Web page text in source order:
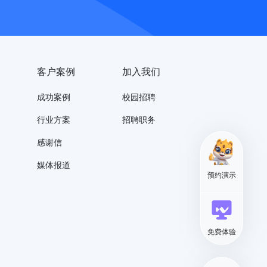
预约演示
免费体验
客户案例
成功案例
行业方案
感谢信
媒体报道
加入我们
校园招聘
招聘职务